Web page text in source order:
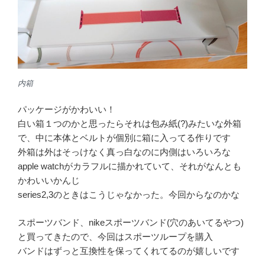
内箱
パッケージがかわいい！
白い箱１つのかと思ったらそれは包み紙(?)みたいな外箱
で、中に本体とベルトが個別に箱に入ってる作りです
外箱は外はそっけなく真っ白なのに内側はいろいろな
apple watchがカラフルに描かれていて、それがなんとも
かわいいかんじ
series2,3のときはこうじゃなかった。今回からなのかな
スポーツバンド、nikeスポーツバンド(穴のあいてるやつ)
と買ってきたので、今回はスポーツループを購入
バンドはずっと互換性を保ってくれてるのが嬉しいです